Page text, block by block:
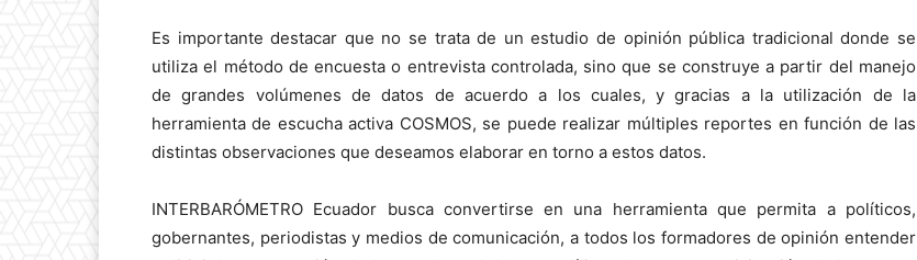
Es importante destacar que no se trata de un estudio de opinión pública tradicional donde se
utiliza el método de encuesta o entrevista controlada, sino que se construye a partir del manejo
de grandes volúmenes de datos de acuerdo a los cuales, y gracias a la utilización de la
herramienta de escucha activa COSMOS, se puede realizar múltiples reportes en función de las
distintas observaciones que deseamos elaborar en torno a estos datos.
INTERBARÓMETRO Ecuador busca convertirse en una herramienta que permita a políticos,
gobernantes, periodistas y medios de comunicación, a todos los formadores de opinión entender